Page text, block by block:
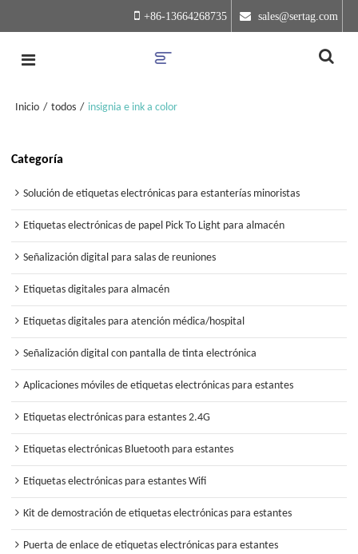
+86-13664268735 sales@sertag.com
Inicio / todos / insignia e ink a color
Categoría
Solución de etiquetas electrónicas para estanterías minoristas
Etiquetas electrónicas de papel Pick To Light para almacén
Señalización digital para salas de reuniones
Etiquetas digitales para almacén
Etiquetas digitales para atención médica/hospital
Señalización digital con pantalla de tinta electrónica
Aplicaciones móviles de etiquetas electrónicas para estantes
Etiquetas electrónicas para estantes 2.4G
Etiquetas electrónicas Bluetooth para estantes
Etiquetas electrónicas para estantes Wifi
Kit de demostración de etiquetas electrónicas para estantes
Puerta de enlace de etiquetas electrónicas para estantes